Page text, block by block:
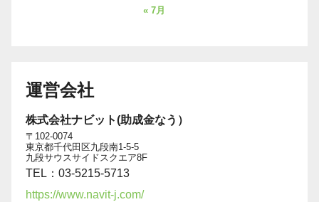
« 7月
運営会社
株式会社ナビット(助成金なう）
〒102-0074
東京都千代田区九段南1-5-5
九段サウスサイドスクエア8F
TEL：03-5215-5713
https://www.navit-j.com/